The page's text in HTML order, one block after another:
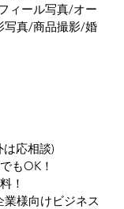
ィール写真/オー
写真/商品撮影/婚
応相談)
もOK！
！
様向けビジネス